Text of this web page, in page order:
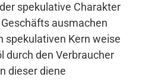
spekulative Charakter
ausmachen
spekulativen Kern weise
durch den Verbraucher
dieser diene